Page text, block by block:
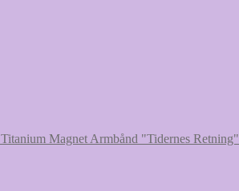
Titanium Magnet Armbånd "Tidernes Retning"